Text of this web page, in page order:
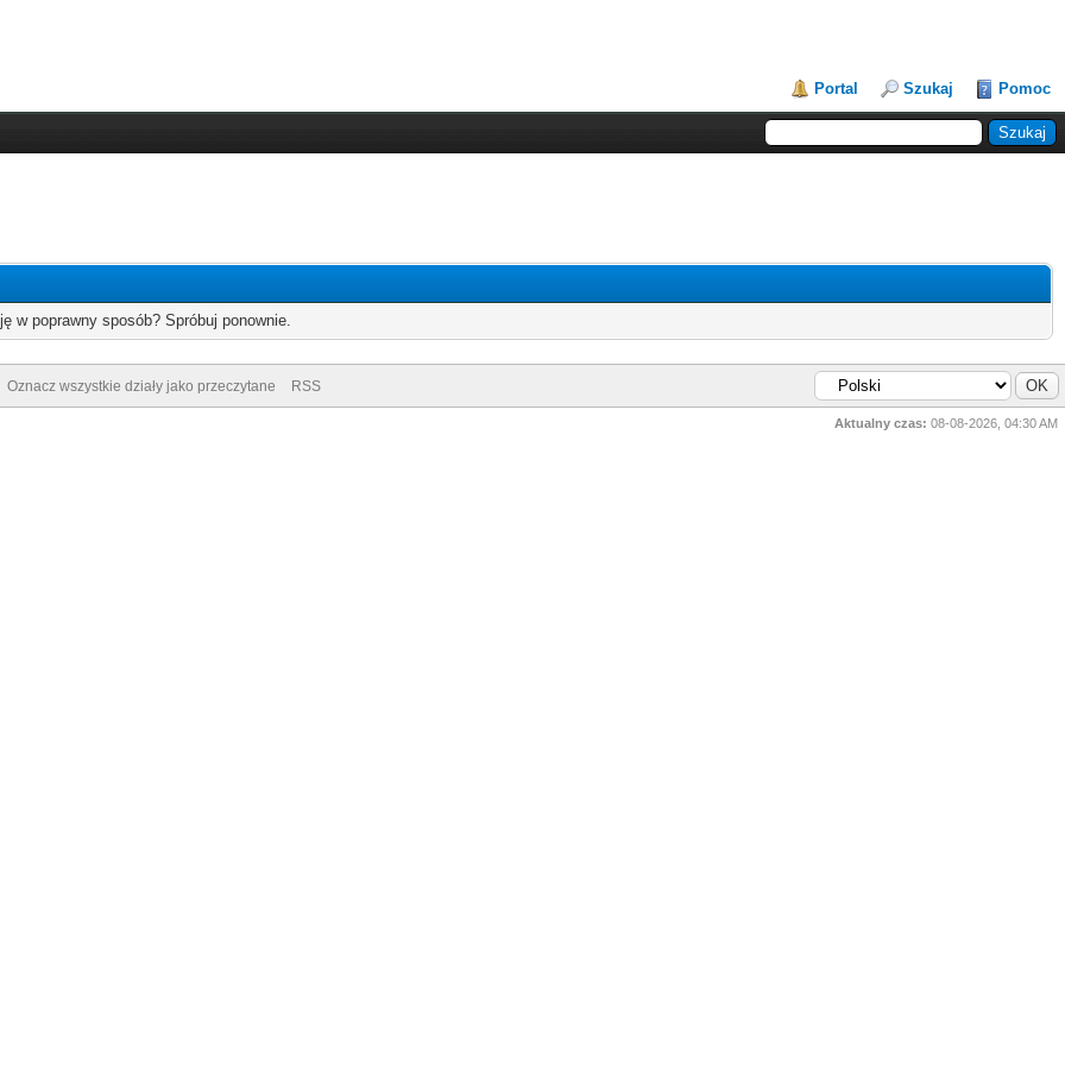
Portal Szukaj Pomoc
w poprawny sposób? Spróbuj ponownie.
Oznacz wszystkie działy jako przeczytane RSS
Aktualny czas: 08-08-2026, 04:30 AM